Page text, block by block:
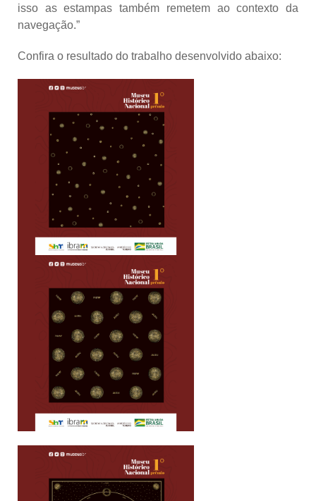
isso as estampas também remetem ao contexto da
navegação.”
Confira o resultado do trabalho desenvolvido abaixo: